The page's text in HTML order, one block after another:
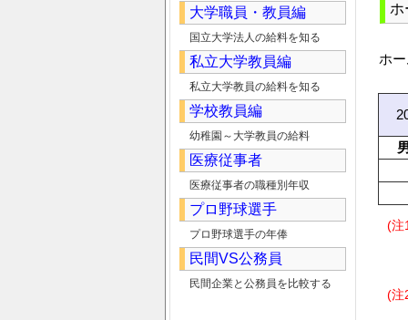
ホ
ホ
(注
(注
大学職員・教員編
国立大学法人の給料を知る
私立大学教員編
私立大学教員の給料を知る
学校教員編
幼稚園～大学教員の給料
医療従事者
医療従事者の職種別年収
プロ野球選手
プロ野球選手の年俸
民間VS公務員
民間企業と公務員を比較する